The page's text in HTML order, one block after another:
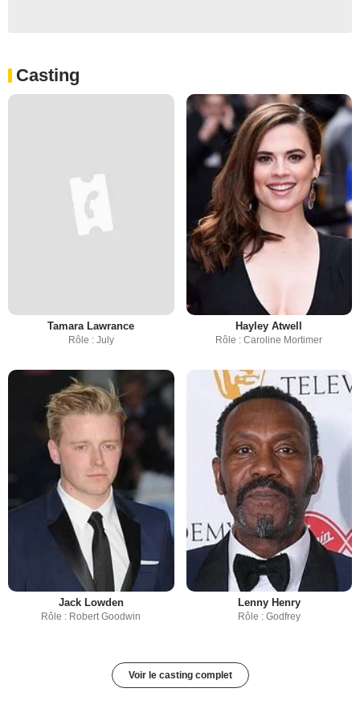
Casting
Tamara Lawrance
Rôle : July
Hayley Atwell
Rôle : Caroline Mortimer
Jack Lowden
Rôle : Robert Goodwin
Lenny Henry
Rôle : Godfrey
Voir le casting complet